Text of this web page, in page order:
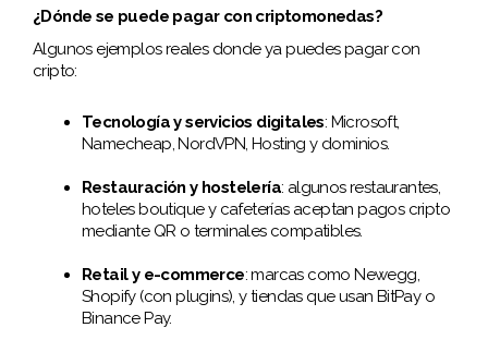
¿Dónde se puede pagar con criptomonedas?
Algunos ejemplos reales donde ya puedes pagar con
cripto:
Tecnología y servicios digitales: Microsoft,
Namecheap, NordVPN, Hosting y dominios.
Restauración y hostelería: algunos restaurantes,
hoteles boutique y cafeterías aceptan pagos cripto
mediante QR o terminales compatibles.
Retail y e-commerce: marcas como Newegg,
Shopify (con plugins), y tiendas que usan BitPay o
Binance Pay.